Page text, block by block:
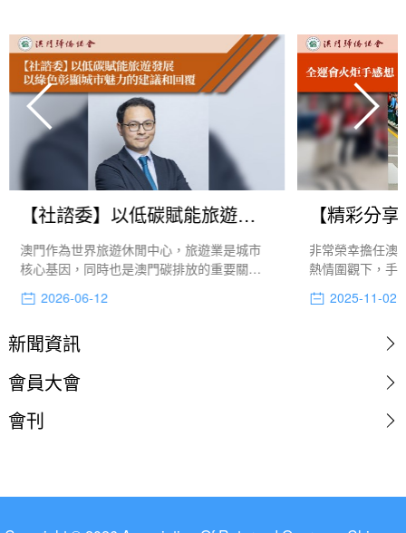
【社諮委】以低碳賦能旅遊發展 以綠色彰顯城市魅力的建議和回覆
澳門作為世界旅遊休閒中心，旅遊業是城市
核心基因，同時也是澳門碳排放的重要關聯
與排放集中，同時也具備巨大減碳潛力。當
節能減碳，增設光伏設施與充電樁，減少一
2026-06-12
非常榮幸擔任澳
熱情圍觀下，手
全國運動會所承
2025-11-02
新聞資訊
會員大會
會刊